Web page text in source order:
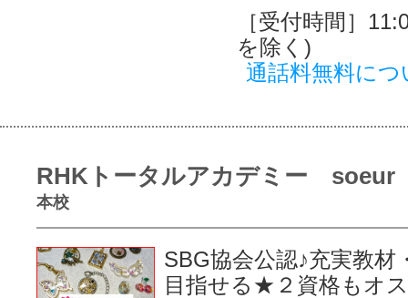
［受付時間］
を除く)
通話料無料につ
RHKトータルアカデミー soeur
本校
SBG協会公認♪充実教材
目指せる★２資格もオ